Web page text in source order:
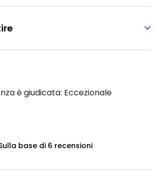
è giudicata: Eccezionale
base di 6 recensioni